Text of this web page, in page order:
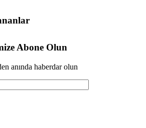
Abone Olun
anında haberdar olun